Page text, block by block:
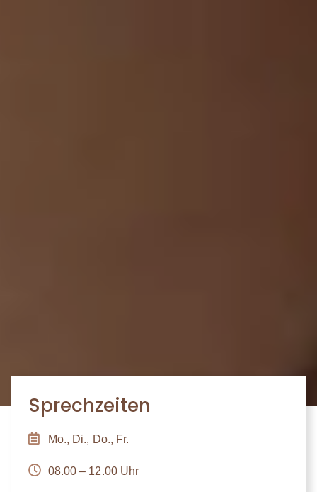
Sprechzeiten
Mo., Di., Do., Fr.
08.00 – 12.00 Uhr